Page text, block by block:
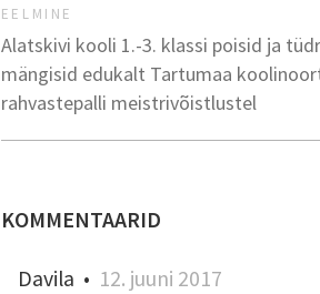
EELMINE
Alatskivi kooli 1.-3. klassi poisid ja
mängisid edukalt Tartumaa
rahvastepalli meistrivõistlustel
KOMMENTAARID
Davila • 12. juuni 2017